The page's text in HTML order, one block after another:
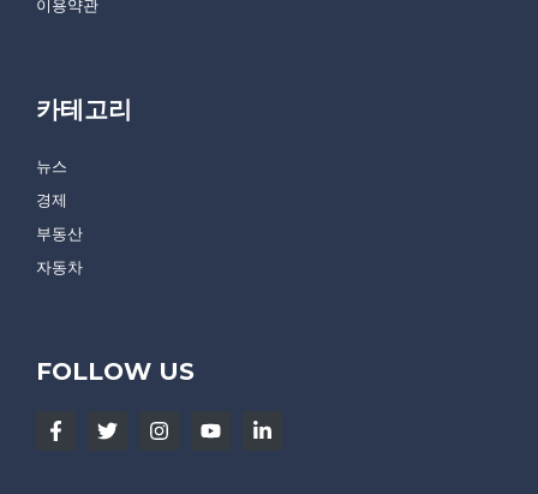
이용약관
카테고리
뉴스
경제
부동산
자동차
FOLLOW US